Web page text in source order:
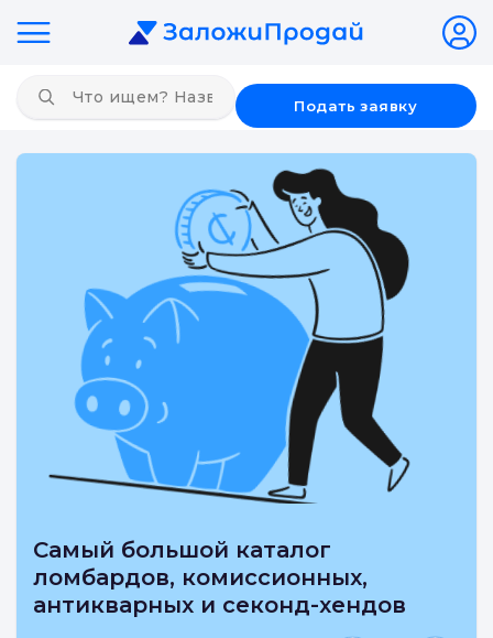
Подать заявку
Самый большой каталог
ломбардов, комиссионных,
антикварных и секонд-хендов